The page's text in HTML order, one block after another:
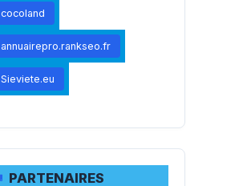
cocoland
annuairepro.rankseo.fr
Sieviete.eu
PARTENAIRES